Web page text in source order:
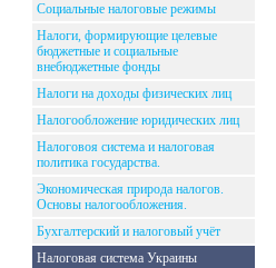
Социальные налоговые режимы
Налоги, формирующие целевые
бюджетные и социальные
внебюджетные фонды
Налоги на доходы физических лиц
Налогообложение юридических лиц
Налоговоя система и налоговая
политика государства.
Экономическая природа налогов.
Основы налогообложения.
Бухгалтерский и налоговый учёт
Налоговая система Украины